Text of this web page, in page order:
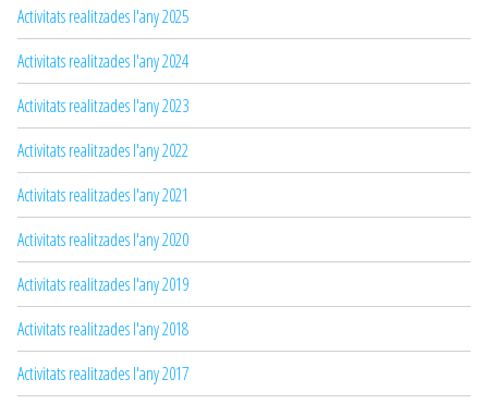
Activitats realitzades l'any 2025
Activitats realitzades l'any 2024
Activitats realitzades l'any 2023
Activitats realitzades l'any 2022
Activitats realitzades l'any 2021
Activitats realitzades l'any 2020
Activitats realitzades l'any 2019
Activitats realitzades l'any 2018
Activitats realitzades l'any 2017